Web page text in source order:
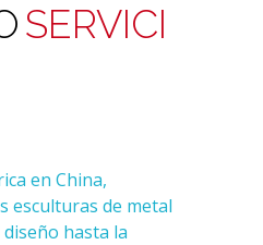
SERVICI
en China,
esculturas de metal
hasta la